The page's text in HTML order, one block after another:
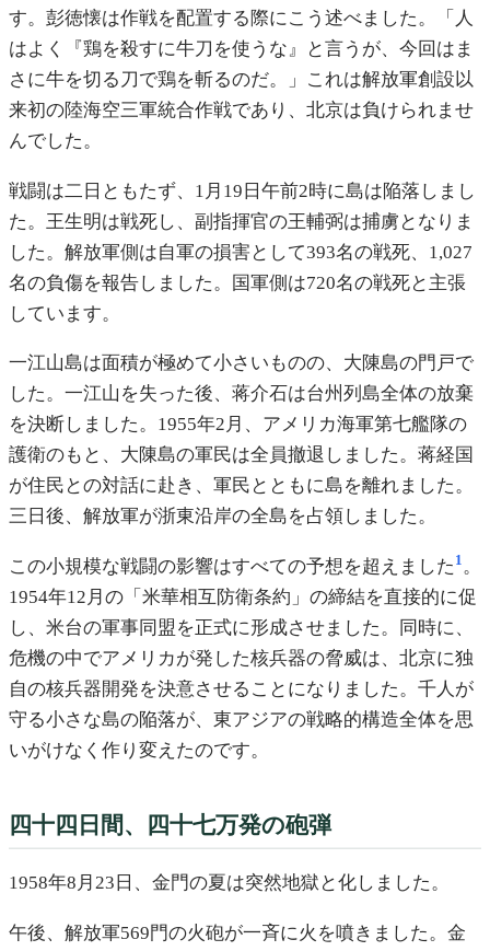
す。彭徳懐は作戦を配置する際にこう述べました。「人
はよく『鶏を殺すに牛刀を使うな』と言うが、今回はま
さに牛を切る刀で鶏を斬るのだ。」これは解放軍創設以
来初の陸海空三軍統合作戦であり、北京は負けられませ
んでした。
戦闘は二日ともたず、1月19日午前2時に島は陥落しまし
た。王生明は戦死し、副指揮官の王輔弼は捕虜となりま
した。解放軍側は自軍の損害として393名の戦死、1,027
名の負傷を報告しました。国軍側は720名の戦死と主張
しています。
一江山島は面積が極めて小さいものの、大陳島の門戸で
した。一江山を失った後、蒋介石は台州列島全体の放棄
を決断しました。1955年2月、アメリカ海軍第七艦隊の
護衛のもと、大陳島の軍民は全員撤退しました。蒋経国
が住民との対話に赴き、軍民とともに島を離れました。
三日後、解放軍が浙東沿岸の全島を占領しました。
この小規模な戦闘の影響はすべての予想を超えました 1。
1954年12月の「米華相互防衛条約」の締結を直接的に促
し、米台の軍事同盟を正式に形成させました。同時に、
危機の中でアメリカが発した核兵器の脅威は、北京に独
自の核兵器開発を決意させることになりました。千人が
守る小さな島の陥落が、東アジアの戦略的構造全体を思
いがけなく作り変えたのです。
四十四日間、四十七万発の砲弾
1958年8月23日、金門の夏は突然地獄と化しました。
午後、解放軍569門の火砲が一斉に火を噴きました。金